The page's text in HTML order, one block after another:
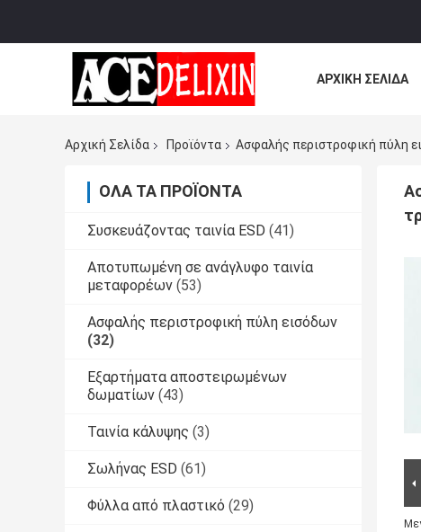
ΑΡΧΙΚΉ ΣΕΛΊΔΑ
Αρχική Σελίδα
Προϊόντα Ασφαλής περιστροφική πύλη
ΌΛΑ ΤΑ ΠΡΟΪΌΝΤΑ
Συσκευάζοντας ταινία ESD (41)
Αποτυπωμένη σε ανάγλυφο ταινία
μεταφορέων (53)
Ασφαλής περιστροφική πύλη εισόδων
(32)
Εξαρτήματα αποστειρωμένων
δωματίων (43)
Ταινία κάλυψης (3)
Σωλήνας ESD (61)
Φύλλα από πλαστικό (29)